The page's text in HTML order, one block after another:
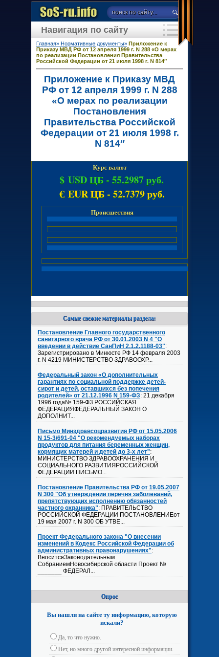
Главная» Нормативные документы» Приложение к
Приказу МВД РФ от 12 апреля 1999 г. N 288 «О мерах
по реализации Постановления Правительства
Российской Федерации от 21 июля 1998 г. N 814″
Приложение к Приказу МВД
РФ от 12 апреля 1999 г. N 288
«О мерах по реализации
Постановления
Правительства Российской
Федерации от 21 июля 1998 г.
N 814″
Курс валют
$ USD ЦБ - 55.2987 руб.
€ EUR ЦБ - 52.7379 руб.
Происшествия
Самые свежие материалы раздела:
Постановление Главного государственного
санитарного врача РФ от 30.01.2003 N 4 "О
введении в действие СанПиН 2.1.2.1188-03":
Зарегистрировано в Минюсте РФ 14 февраля 2003
г. N 4219 МИНИСТЕРСТВО ЗДРАВООХР...
Федеральный закон «О дополнительных
гарантиях по социальной поддержке детей-
сирот и детей, оставшихся без попечения
родителей» от 21.12.1996 N 159-ФЗ: 21 декабря
1996 года№ 159-ФЗ РОССИЙСКАЯ
ФЕДЕРАЦИЯФЕДЕРАЛЬНЫЙ ЗАКОН О
ДОПОЛНИТ...
Письмо Минздравсоцразвития РФ от 15.05.2006
N 15-3/691-04 "О рекомендуемых наборах
продуктов для питания беременных женщин,
кормящих матерей и детей до 3-х лет":
МИНИСТЕРСТВО ЗДРАВООХРАНЕНИЯ И
СОЦИАЛЬНОГО РАЗВИТИЯРОССИЙСКОЙ
ФЕДЕРАЦИИ ПИСЬМО...
Постановление Правительства РФ от 19.05.2007
N 300 "Об утверждении перечня заболеваний,
препятствующих исполнению обязанностей
частного охранника": ПРАВИТЕЛЬСТВО
РОССИЙСКОЙ ФЕДЕРАЦИИ ПОСТАНОВЛЕНИЕот
19 мая 2007 г. N 300 ОБ УТВЕ...
Проект Федерального закона "О внесении
изменений в Кодекс Российской Федерации об
административных правонарушениях":
ВноситсяЗаконодательным
СобраниемНовосибирской области Проект №
_______ ФЕДЕРАЛ...
Опрос
Вы нашли на сайте ту информацию, которую
искали?
Да, то что нужно.
Нет, но много другой интересной информации.
Навигация по сайту